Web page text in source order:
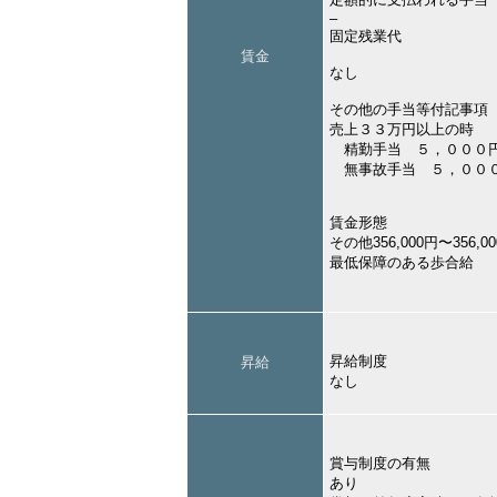
賃金
–
固定残業代
なし
その他の手当等付記事項
売上３３万円以上の時
精勤手当 ５，０００
無事故手当 ５，００
賃金形態
その他356,000円〜
最低保障のある歩合給
昇給
昇給制度
なし
賞与制度の有無
あり